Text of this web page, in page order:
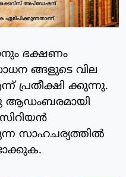
ഭക്ഷണം
ങ്ങളുടെ വില
പ്രതീക്ഷി ക്കുന്നു.
ആഡംബരമായി
സാഹചര്യത്തില്‍